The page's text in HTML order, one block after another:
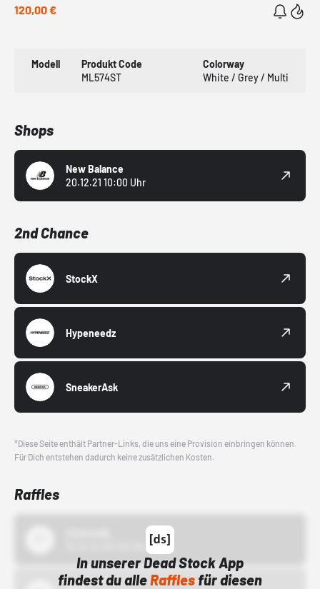
120,00 €
Modell
Produkt Code
ML574ST
Colorway
White / Grey / Multi
Shops
New Balance
20.12.21 10:00 Uhr
2nd Chance
StockX
Hypeneedz
SneakerAsk
*Diese Seite enthält Partner-Links, die uns eine Provision einbringen können.
Für Dich entstehen dadurch keine zusätzlichen Kosten.
Raffles
In unserer Dead Stock App
findest du alleRafflesfür diesen